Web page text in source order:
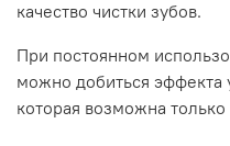
качество чистки зубов.
При постоянном
можно добиться эффекта
которая возможна